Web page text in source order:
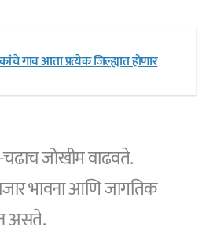
गाव आता प्रत्येक जिल्ह्यात होणार
चढाच जोखीम वाढवते.
भावना आणि जागतिक
असते.